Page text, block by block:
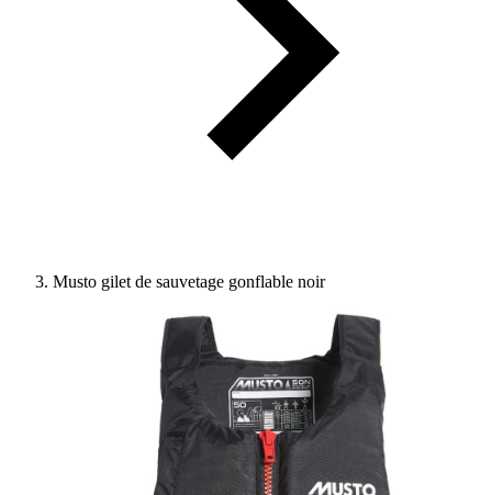
Musto gilet de sauvetage gonflable noir